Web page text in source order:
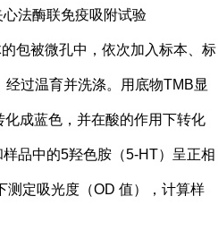
法酶联免疫吸附试验
包被微孔中，依次加入标本、标
过温育并洗涤。用底物TMB显
成蓝色，并在酸的作用下转化
品中的5羟色胺（5-HT） 呈正相
测定吸光度（OD 值），计算样